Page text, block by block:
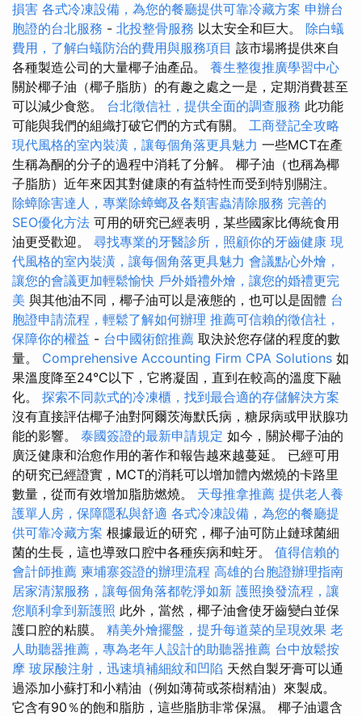
損害 各式冷凍設備，為您的餐廳提供可靠冷藏方案 申辦台
胞證的台北服務 - 北投整骨服務 以太安全和巨大。 除白蟻
費用，了解白蟻防治的費用與服務項目 該市場將提供來自
各種製造公司的大量椰子油產品。 養生整復推廣學習中心
關於椰子油（椰子脂肪）的有趣之處之一是，定期消費甚至
可以減少食慾。 台北徵信社，提供全面的調查服務 此功能
可能與我們的組織打破它們的方式有關。 工商登記全攻略
現代風格的室內裝潢，讓每個角落更具魅力 一些MCT在產
生稱為酮的分子的過程中消耗了分解。 椰子油（也稱為椰
子脂肪）近年來因其對健康的有益特性而受到特別關注。
除蟑除害達人，專業除蟑螂及各類害蟲清除服務 完善的
SEO優化方法 可用的研究已經表明，某些國家比傳統食用
油更受歡迎。 尋找專業的牙醫診所，照顧你的牙齒健康 現
代風格的室內裝潢，讓每個角落更具魅力 會議點心外燴，
讓您的會議更加輕鬆愉快 戶外婚禮外燴，讓您的婚禮更完
美 與其他油不同，椰子油可以是液態的，也可以是固體 台
胞證申請流程，輕鬆了解如何辦理 推薦可信賴的徵信社，
保障你的權益 - 台中國術館推薦 取決於您存儲的程度的數
量。 Comprehensive Accounting Firm CPA Solutions 如
果溫度降至24°C以下，它將凝固，直到在較高的溫度下融
化。 探索不同款式的冷凍櫃，找到最合適的存儲解決方案
沒有直接評估椰子油對阿爾茨海默氏病，糖尿病或甲狀腺功
能的影響。 泰國簽證的最新申請規定 如今，關於椰子油的
廣泛健康和治愈作用的著作和報告越來越蔓延。 已經可用
的研究已經證實，MCT的消耗可以增加體內燃燒的卡路里
數量，從而有效增加脂肪燃燒。 天母推拿推薦 提供老人養
護單人房，保障隱私與舒適 各式冷凍設備，為您的餐廳提
供可靠冷藏方案 根據最近的研究，椰子油可防止鏈球菌細
菌的生長，這也導致口腔中各種疾病和蛀牙。 值得信賴的
會計師推薦 柬埔寨簽證的辦理流程 高雄的台胞證辦理指南
居家清潔服務，讓每個角落都乾淨如新 護照換發流程，讓
您順利拿到新護照 此外，當然，椰子油會使牙齒變白並保
護口腔的粘膜。 精美外燴擺盤，提升每道菜的呈現效果 老
人助聽器推薦，專為老年人設計的助聽器推薦 台中放鬆按
摩 玻尿酸注射，迅速填補細紋和凹陷 天然自製牙膏可以通
過添加小蘇打和小精油（例如薄荷或茶樹精油）來製成。
它含有90％的飽和脂肪，這些脂肪非常保濕。 椰子油還含